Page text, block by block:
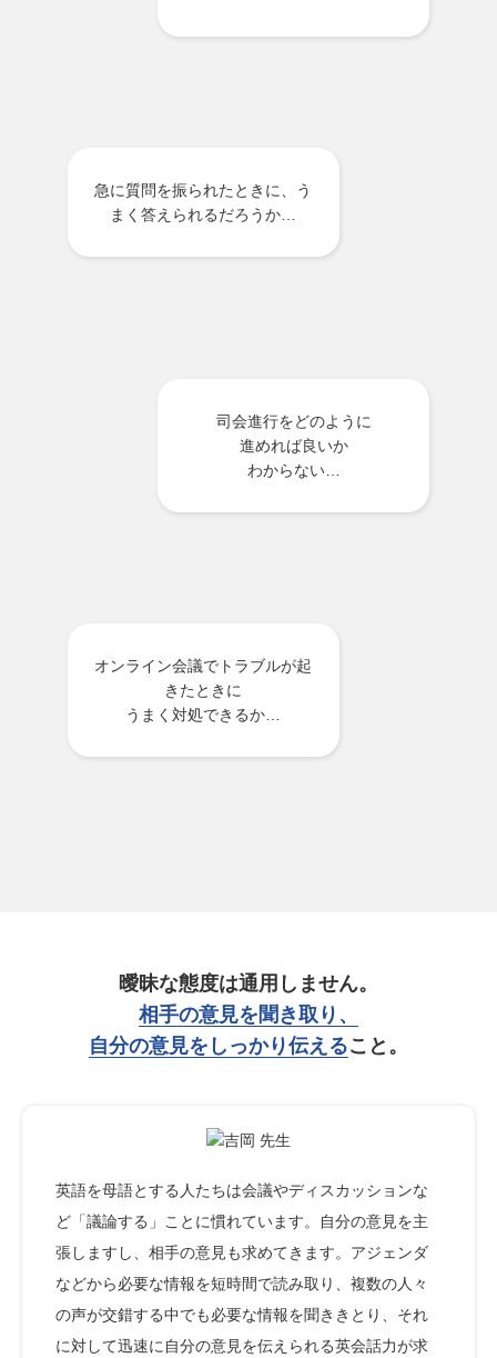
急に質問を振られたときに、う
まく答えられるだろうか…
司会進行をどのように
進めれば良いか
わからない…
オンライン会議でトラブルが起
きたときに
うまく対処できるか…
曖昧な態度は通用しません。
相手の意見を聞き取り、
自分の意見をしっかり伝えること。
英語を母語とする人たちは会議やディスカッションな
ど「議論する」ことに慣れています。自分の意見を主
張しますし、相手の意見も求めてきます。アジェンダ
などから必要な情報を短時間で読み取り、複数の人々
の声が交錯する中でも必要な情報を聞ききとり、それ
に対して迅速に自分の意見を伝えられる英会話力が求